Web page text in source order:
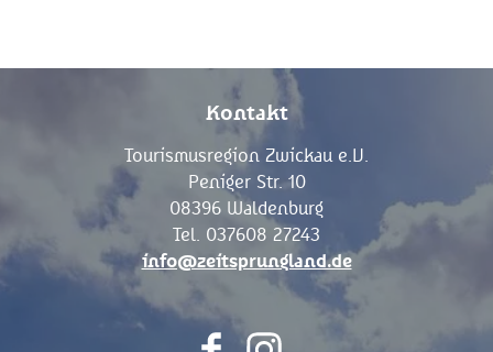
Kontakt
Tourismusregion Zwickau e.V.
Peniger Str. 10
08396 Waldenburg
Tel. 037608 27243
info@zeitsprungland.de